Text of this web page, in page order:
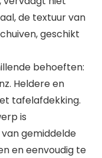
de textuur van
geschikt
behoeften:
Heldere en
tafelafdekking.
is
gemiddelde
en eenvoudig te